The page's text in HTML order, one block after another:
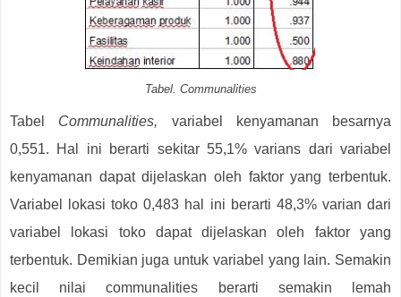
Tabel. Communalities
Tabel Communalities, variabel kenyamanan besarnya
0,551. Hal ini berarti sekitar 55,1% varians dari variabel
kenyamanan dapat dijelaskan oleh faktor yang terbentuk.
Variabel lokasi toko 0,483 hal ini berarti 48,3% varian dari
variabel lokasi toko dapat dijelaskan oleh faktor yang
terbentuk. Demikian juga untuk variabel yang lain. Semakin
kecil nilai communalities berarti semakin lemah